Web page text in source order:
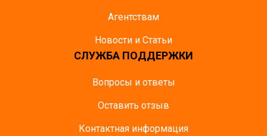
Агентствам
Новости и Статьи
СЛУЖБА ПОДДЕРЖКИ
Вопросы и ответы
Оставить отзыв
Контактная информация